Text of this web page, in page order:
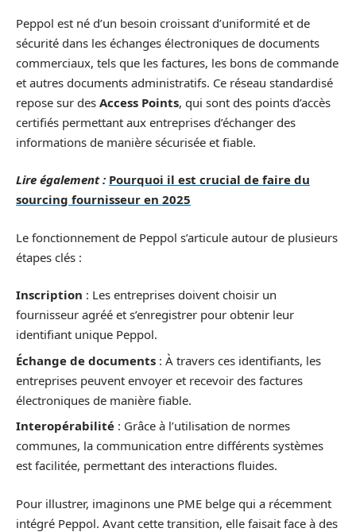
Peppol est né d’un besoin croissant d’uniformité et de
sécurité dans les échanges électroniques de documents
commerciaux, tels que les factures, les bons de commande
et autres documents administratifs. Ce réseau standardisé
repose sur des Access Points, qui sont des points d’accès
certifiés permettant aux entreprises d’échanger des
informations de manière sécurisée et fiable.
Lire également : Pourquoi il est crucial de faire du
sourcing fournisseur en 2025
Le fonctionnement de Peppol s’articule autour de plusieurs
étapes clés :
Inscription : Les entreprises doivent choisir un
fournisseur agréé et s’enregistrer pour obtenir leur
identifiant unique Peppol.
Échange de documents : À travers ces identifiants, les
entreprises peuvent envoyer et recevoir des factures
électroniques de manière fiable.
Interopérabilité : Grâce à l’utilisation de normes
communes, la communication entre différents systèmes
est facilitée, permettant des interactions fluides.
Pour illustrer, imaginons une PME belge qui a récemment
intégré Peppol. Avant cette transition, elle faisait face à des